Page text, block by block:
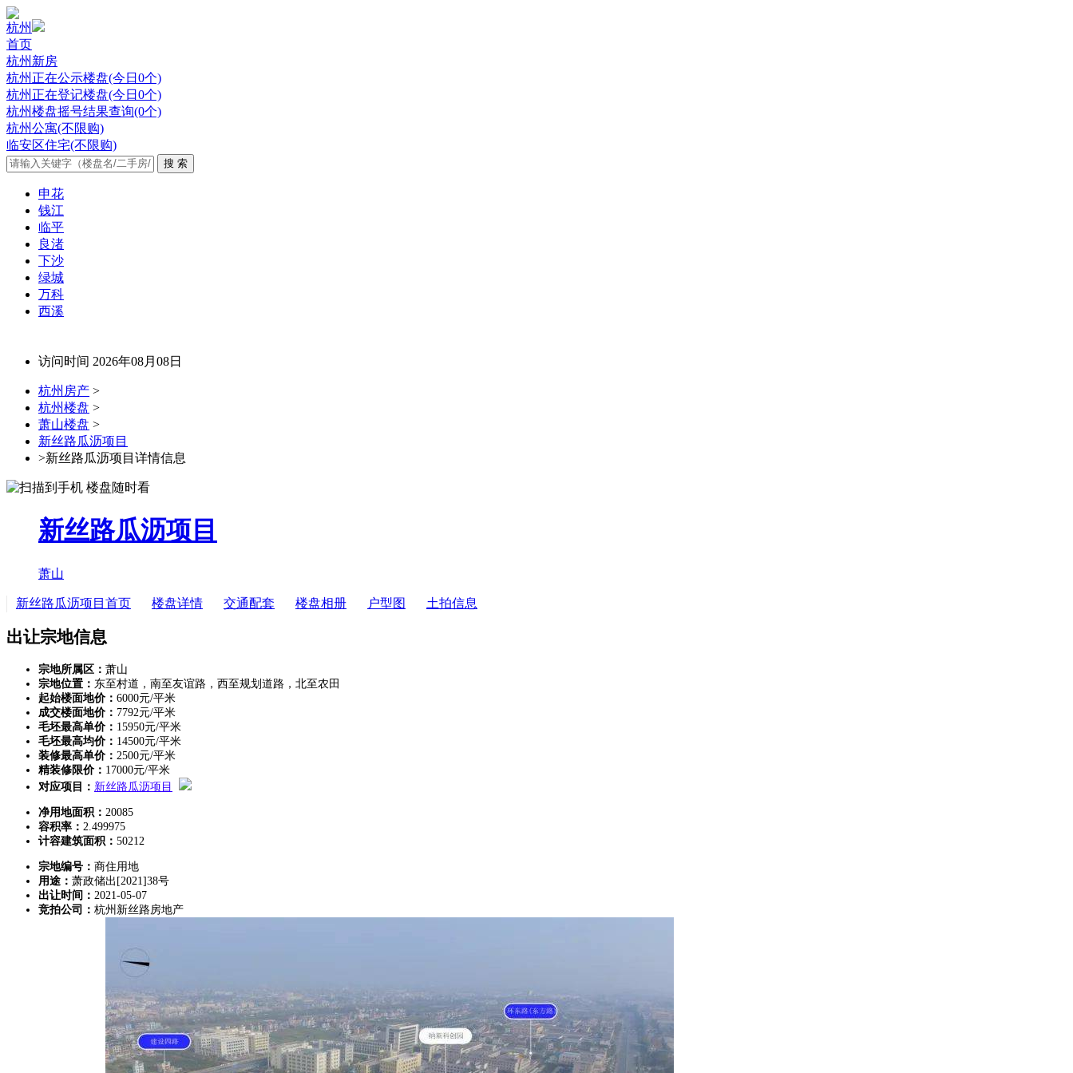
杭州
首页
杭州新房
杭州正在公示楼盘(今日0个)
杭州正在登记楼盘(今日0个)
杭州楼盘摇号结果查询(0个)
杭州公寓(不限购)
临安区住宅(不限购)
申花
钱江
临平
良渚
下沙
绿城
万科
西溪
访问时间 2026年08月08日
杭州房产 >
杭州楼盘 >
萧山楼盘 >
新丝路瓜沥项目
>新丝路瓜沥项目详情信息
新丝路瓜沥项目
萧山
新丝路瓜沥项目首页 楼盘详情 交通配套 楼盘相册 户型图 土拍信息
出让宗地信息
宗地所属区： 萧山
宗地位置： 东至村道，南至友谊路，西至规划道路，北至农田
起始楼面地价： 6000元/平米
成交楼面地价： 7792元/平米
毛坯最高单价： 15950元/平米
毛坯最高均价： 14500元/平米
装修最高单价： 2500元/平米
精装修限价： 17000元/平米
对应项目： 新丝路瓜沥项目
净用地面积： 20085
容积率： 2.499975
计容建筑面积： 50212
宗地编号： 商住用地
用途： 萧政储出[2021]38号
出让时间： 2021-05-07
竞拍公司： 杭州新丝路房地产